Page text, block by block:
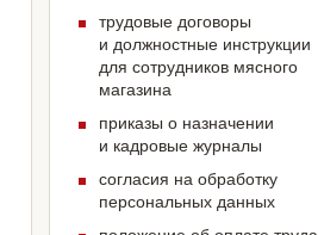
трудовые договоры
и должностные инструкции
для сотрудников мясного
магазина
приказы о назначении
и кадровые журналы
согласия на обработку
персональных данных